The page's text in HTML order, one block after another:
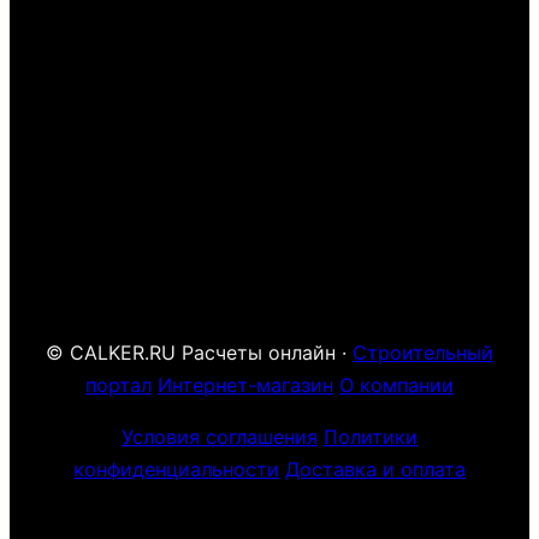
© CALKER.RU Расчеты онлайн · Строительный
портал Интернет-магазин О компании
Условия соглашения Политики
конфиденциальности Доставка и оплата